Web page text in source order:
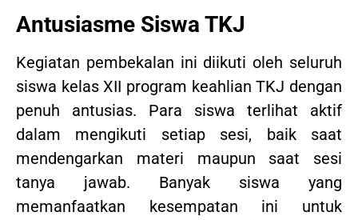
Antusiasme Siswa TKJ
Kegiatan pembekalan ini diikuti oleh seluruh
siswa kelas XII program keahlian TKJ dengan
penuh antusias. Para siswa terlihat aktif
dalam mengikuti setiap sesi, baik saat
mendengarkan materi maupun saat sesi
tanya jawab. Banyak siswa yang
memanfaatkan kesempatan ini untuk